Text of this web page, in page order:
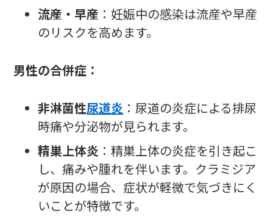
流産・早産 ：妊娠中の感染は流産や早産
のリスクを高めます。
男性の合併症：
非淋菌性尿道炎 ：尿道の炎症による排尿
時痛や分泌物が見られます。
精巣上体炎 ：精巣上体の炎症を引き起こ
し、痛みや腫れを伴います。クラミジア
が原因の場合、症状が軽微で気づきにく
いことが特徴です。